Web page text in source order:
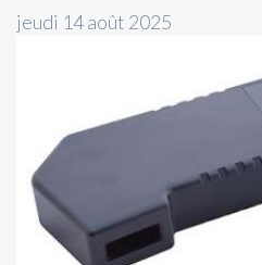
jeudi 14 août 2025